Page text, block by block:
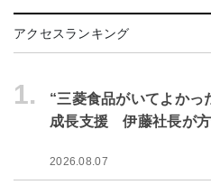
アクセスランキング
1.
“三菱食品がいてよか
成長支援 伊藤社長が
2026.08.07